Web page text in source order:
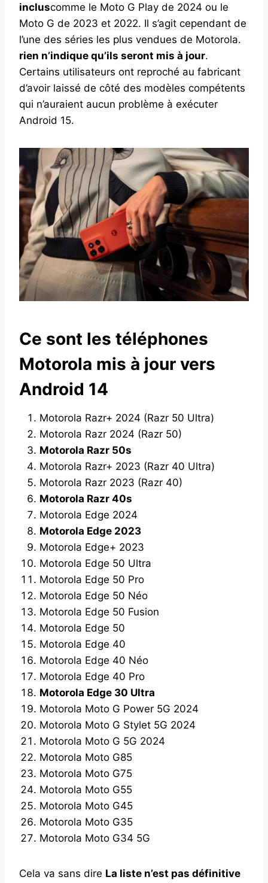
incluscomme le Moto G Play de 2024 ou le
Moto G de 2023 et 2022. Il s’agit cependant de
l’une des séries les plus vendues de Motorola.
rien n’indique qu’ils seront mis à jour.
Certains utilisateurs ont reproché au fabricant
d’avoir laissé de côté des modèles compétents
qui n’auraient aucun problème à exécuter
Android 15.
Ce sont les téléphones
Motorola mis à jour vers
Android 14
Motorola Razr+ 2024 (Razr 50 Ultra)
Motorola Razr 2024 (Razr 50)
Motorola Razr 50s
Motorola Razr+ 2023 (Razr 40 Ultra)
Motorola Razr 2023 (Razr 40)
Motorola Razr 40s
Motorola Edge 2024
Motorola Edge 2023
Motorola Edge+ 2023
Motorola Edge 50 Ultra
Motorola Edge 50 Pro
Motorola Edge 50 Néo
Motorola Edge 50 Fusion
Motorola Edge 50
Motorola Edge 40
Motorola Edge 40 Néo
Motorola Edge 40 Pro
Motorola Edge 30 Ultra
Motorola Moto G Power 5G 2024
Motorola Moto G Stylet 5G 2024
Motorola Moto G 5G 2024
Motorola Moto G85
Motorola Moto G75
Motorola Moto G55
Motorola Moto G45
Motorola Moto G35
Motorola Moto G34 5G
Cela va sans dire La liste n’est pas définitive